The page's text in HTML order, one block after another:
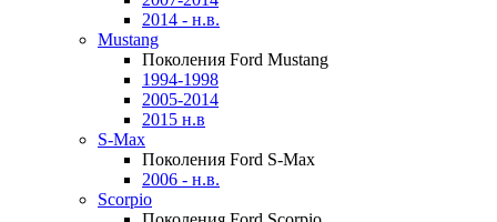
2014 - н.в.
Mustang
Поколения Ford Mustang
1994-1998
2005-2014
2015 н.в
S-Max
Поколения Ford S-Max
2006 - н.в.
Scorpio